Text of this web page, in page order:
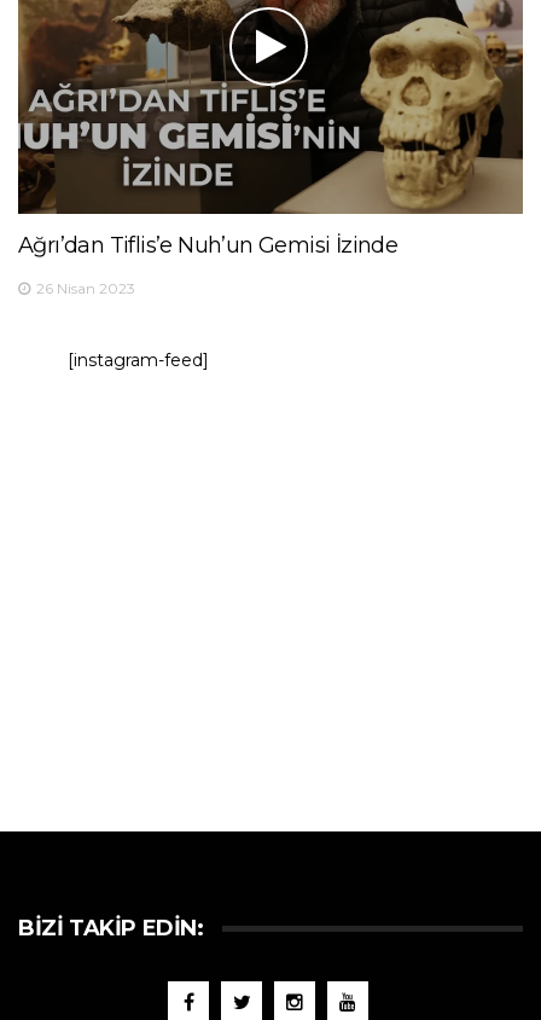
Ağrı’dan Tiflis’e Nuh’un Gemisi İzinde
26 Nisan 2023
[instagram-feed]
BIZI TAKIP EDIN: